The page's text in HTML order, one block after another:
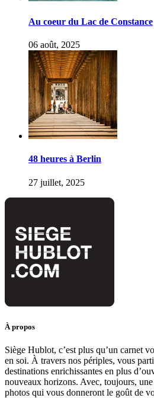
Au coeur du Lac de Constance
06 août, 2025
48 heures à Berlin
27 juillet, 2025
À propos
Siège Hublot, c’est plus qu’un carnet
en soi. À travers nos périples, vous
destinations enrichissantes en plus
nouveaux horizons. Avec, toujours,
photos qui vous donneront le goût de